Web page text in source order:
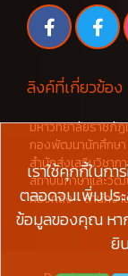
ลิงค์ที่เกี่ยวข้อง
มหาวิทยาลัยราชภัฏ
กองพัฒนานักศึกษา
สำนักส่งเสริมวิชาก
สถาบันภาษาและวั
กองคลัง - สำนักงา
เราใช้คุกกี้ในก
ตลอดจนเพิ่มปร
ข้อมูลของคุณ หา
ยิ